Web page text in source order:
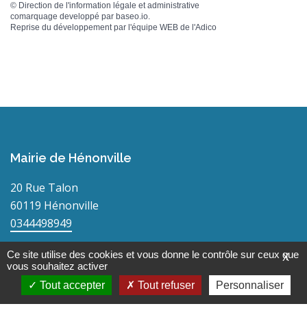
© Direction de l'information légale et administrative
comarquage developpé par baseo.io.
Reprise du développement par l'équipe WEB de l'Adico
Mairie de Hénonville
20 Rue Talon
60119 Hénonville
0344498949
mairie@henonville.fr
Accéder au formulaire de contact
X
Ce site utilise des cookies et vous donne le contrôle sur ceux que
vous souhaitez activer
Tout accepter
Tout refuser Personnaliser